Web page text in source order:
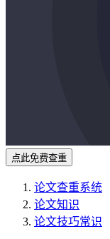
点此免费查重
论文查重系统
论文知识
论文技巧常识